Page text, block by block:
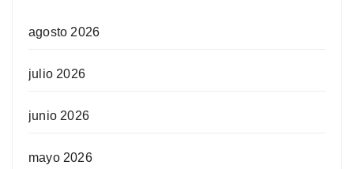
agosto 2026
julio 2026
junio 2026
mayo 2026